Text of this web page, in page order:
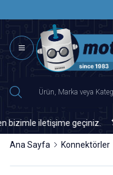
iletişime geçiniz.
Ana Sayfa Konnektörler